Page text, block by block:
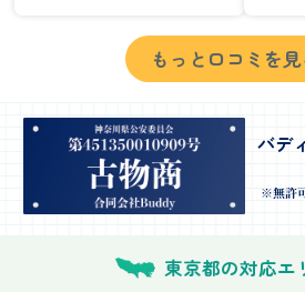
が集めた物や古い家具が
多く、自分たちだけでは
どうにもならない状態で
んが手際よく片付けてく
れたので、部屋が驚くほ
どスッキリしました。自
分では手が回らなかった
場所も含め、プロの力を
特に、物が散乱していた
とが
古い
ど、
きま
当日
てく
ちら
もっと口コミを見
バデ
※無許
東京都の対応エ